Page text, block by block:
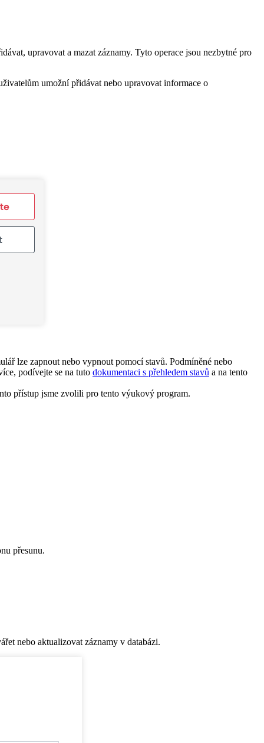
upravovat a mazat záznamy. Tyto operace jsou nezbytné pro
umožní přidávat nebo upravovat informace o
lze zapnout nebo vypnout pomocí stavů. Podmíněné nebo
podívejte se na tuto dokumentaci s přehledem stavů a na tento
přístup jsme zvolili pro tento výukový program.
přesunu.
nebo aktualizovat záznamy v databázi.